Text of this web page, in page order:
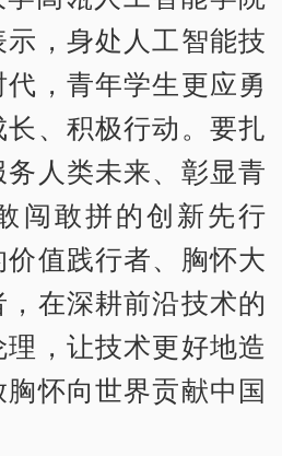
，身处人工智能技
，青年学生更应勇
、积极行动。要扎
人类未来、彰显青
闯敢拼的创新先行
值践行者、胸怀大
在深耕前沿技术的
，让技术更好地造
怀向世界贡献中国